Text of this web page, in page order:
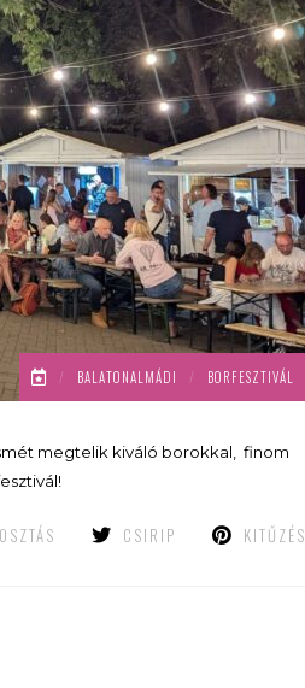
/ BALATONALMÁDI / BORFESZTIVÁL
megtelik kiváló borokkal, finom
KITŰZÉS
CSIRIP